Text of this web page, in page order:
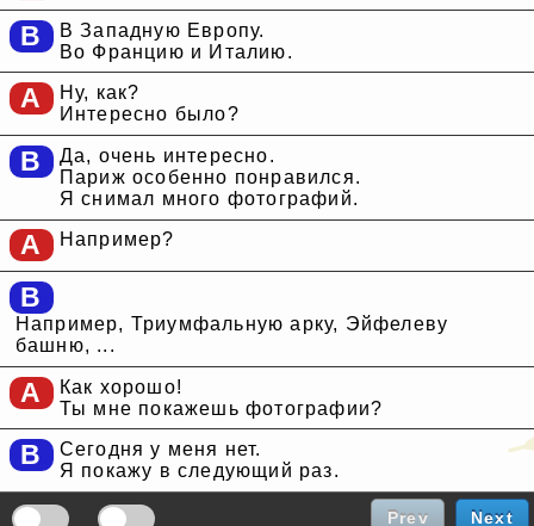
B
В Западную Европу.
Во Францию и Италию.
A
Ну, как?
Интересно было?
B
Да, очень интересно.
Париж особенно понравился.
Я снимал много фотографий.
A Например?
B
Например, Триумфальную арку, Эйфелеву
башню, ...
A
Как хорошо!
Ты мне покажешь фотографии?
B
Сегодня у меня нет.
Я покажу в следующий раз.
Prev Next